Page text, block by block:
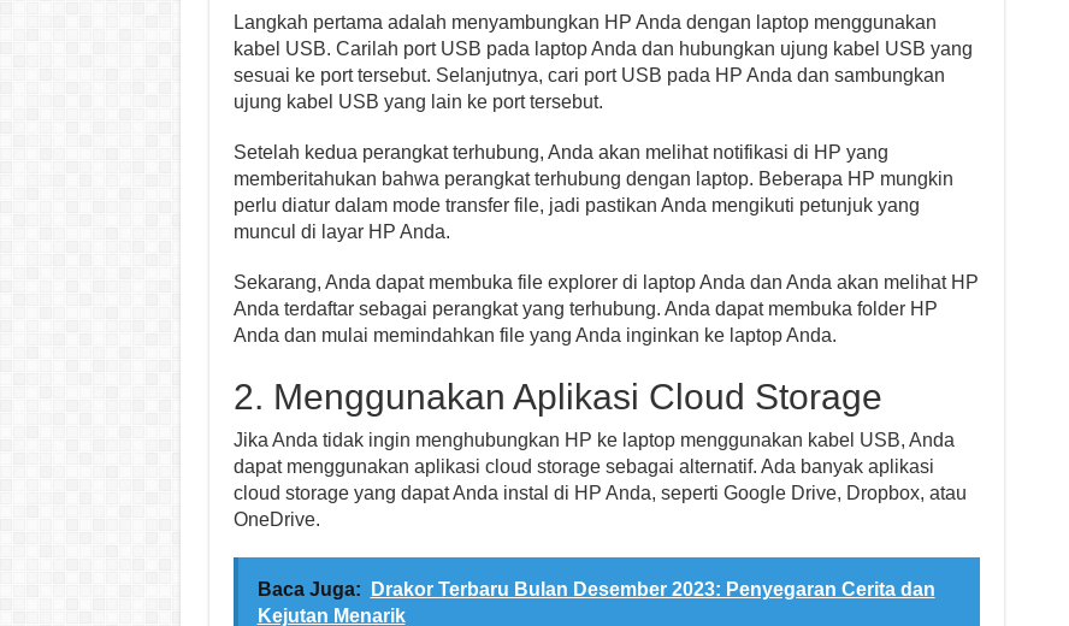
Langkah pertama adalah menyambungkan HP Anda dengan laptop menggunakan
kabel USB. Carilah port USB pada laptop Anda dan hubungkan ujung kabel USB yang
sesuai ke port tersebut. Selanjutnya, cari port USB pada HP Anda dan sambungkan
ujung kabel USB yang lain ke port tersebut.
Setelah kedua perangkat terhubung, Anda akan melihat notifikasi di HP yang
memberitahukan bahwa perangkat terhubung dengan laptop. Beberapa HP mungkin
perlu diatur dalam mode transfer file, jadi pastikan Anda mengikuti petunjuk yang
muncul di layar HP Anda.
Sekarang, Anda dapat membuka file explorer di laptop Anda dan Anda akan melihat HP
Anda terdaftar sebagai perangkat yang terhubung. Anda dapat membuka folder HP
Anda dan mulai memindahkan file yang Anda inginkan ke laptop Anda.
2. Menggunakan Aplikasi Cloud Storage
Jika Anda tidak ingin menghubungkan HP ke laptop menggunakan kabel USB, Anda
dapat menggunakan aplikasi cloud storage sebagai alternatif. Ada banyak aplikasi
cloud storage yang dapat Anda instal di HP Anda, seperti Google Drive, Dropbox, atau
OneDrive.
Baca Juga:
Drakor Terbaru Bulan Desember 2023: Penyegaran Cerita dan
Kejutan Menarik